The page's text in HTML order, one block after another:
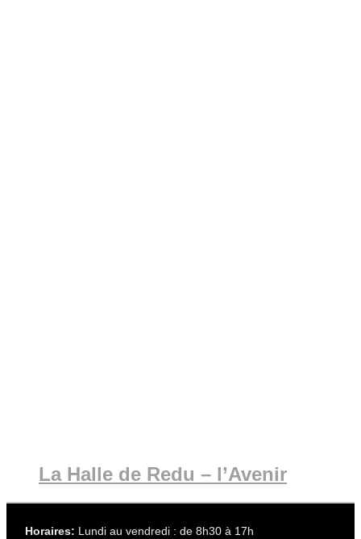
La Halle de Redu – l’Avenir
Horaires: Lundi au vendredi : de 8h30 à 17h